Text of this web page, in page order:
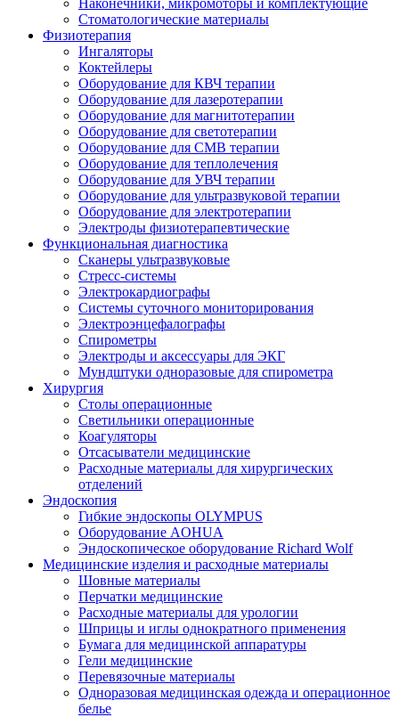
Наконечники, микромоторы и комплектующие
Стоматологические материалы
Физиотерапия
Ингаляторы
Коктейлеры
Оборудование для КВЧ терапии
Оборудование для лазеротерапии
Оборудование для магнитотерапии
Оборудование для светотерапии
Оборудование для СМВ терапии
Оборудование для теплолечения
Оборудование для УВЧ терапии
Оборудование для ультразвуковой терапии
Оборудование для электротерапии
Электроды физиотерапевтические
Функциональная диагностика
Сканеры ультразвуковые
Стресс-системы
Электрокардиографы
Системы суточного мониторирования
Электроэнцефалографы
Спирометры
Электроды и аксессуары для ЭКГ
Мундштуки одноразовые для спирометра
Хирургия
Столы операционные
Светильники операционные
Коагуляторы
Отсасыватели медицинские
Расходные материалы для хирургических
отделений
Эндоскопия
Гибкие эндоскопы OLYMPUS
Оборудование AOHUA
Эндоскопическое оборудование Richard Wolf
Медицинские изделия и расходные материалы
Шовные материалы
Перчатки медицинские
Расходные материалы для урологии
Шприцы и иглы однократного применения
Бумага для медицинской аппаратуры
Гели медицинские
Перевязочные материалы
Одноразовая медицинская одежда и операционное
белье